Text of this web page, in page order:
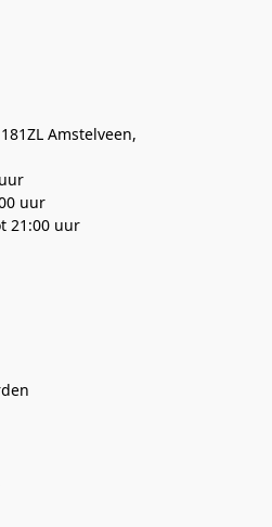
Amstelveen,
uur
21:00 uur